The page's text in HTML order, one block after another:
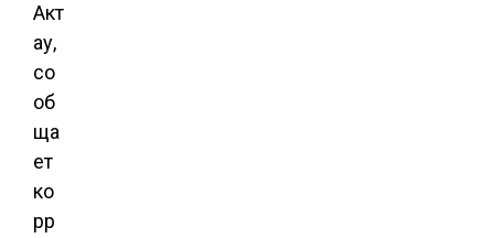
Акт
ау,
со
об
ща
ет
ко
рр